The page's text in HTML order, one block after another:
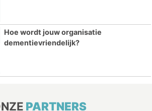
Hoe wordt jouw organisatie
dementievriendelijk?
PARTNERS